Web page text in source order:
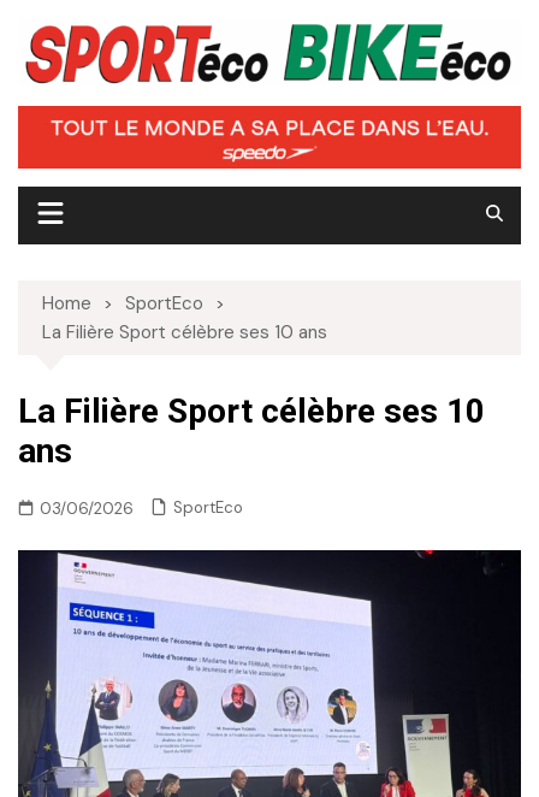
content
Home
SportEco
La Filière Sport célèbre ses 10 ans
La Filière Sport célèbre ses 10
ans
03/06/2026 SportEco